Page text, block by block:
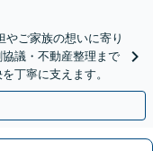
やご家族の想いに寄り
議・不動産整理まで
丁寧に支えます。